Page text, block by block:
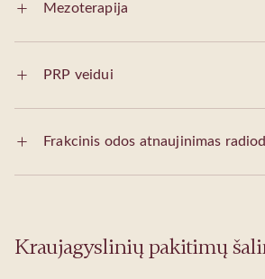
Mezoterapija
PRP veidui
Frakcinis odos atnaujinimas
Kraujagyslinių pakitimų